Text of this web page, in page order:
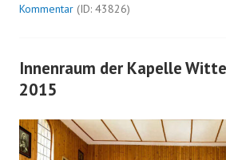
Kommentar (ID: 43826)
Innenraum der Kapelle
2015